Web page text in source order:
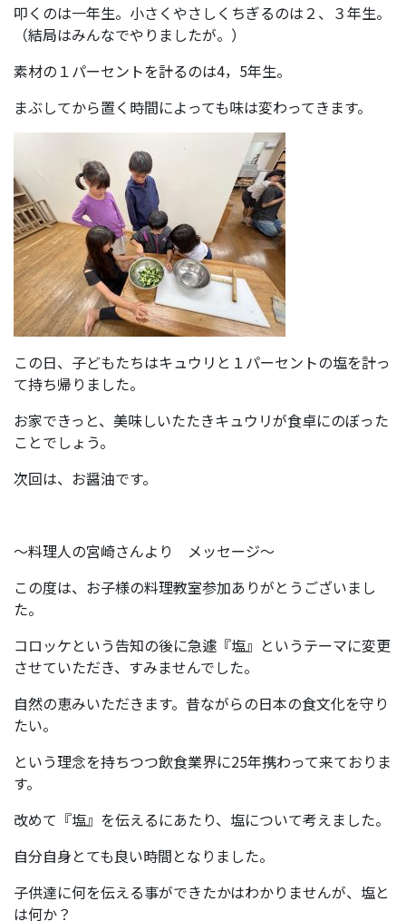
叩くのは一年生。小さくやさしくちぎるのは２、３年生。
（結局はみんなでやりましたが。）
素材の１パーセントを計るのは4，5年生。
まぶしてから置く時間によっても味は変わってきます。
この日、子どもたちはキュウリと１パーセントの塩を計っ
て持ち帰りました。
お家できっと、美味しいたたきキュウリが食卓にのぼった
ことでしょう。
次回は、お醤油です。
～料理人の宮崎さんより メッセージ～
この度は、お子様の料理教室参加ありがとうございまし
た。
コロッケという告知の後に急遽『塩』というテーマに変更
させていただき、すみませんでした。
自然の恵みいただきます。昔ながらの日本の食文化を守り
たい。
という理念を持ちつつ飲食業界に25年携わって来ておりま
す。
改めて『塩』を伝えるにあたり、塩について考えました。
自分自身とても良い時間となりました。
子供達に何を伝える事ができたかはわかりませんが、塩と
は何か？